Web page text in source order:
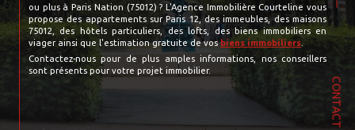
CONTACT
ou plus à Paris Nation (75012) ? L'Agence Immobilière Courteline vous
propose des appartements sur Paris 12, des immeubles, des maisons
75012, des hôtels particuliers, des lofts, des biens immobiliers en
viager ainsi que l'estimation gratuite de vosbiens immobiliers
Contactez-nous pour de plus amples informations, nos conseillers
sont présents pour votre projet immobilier.